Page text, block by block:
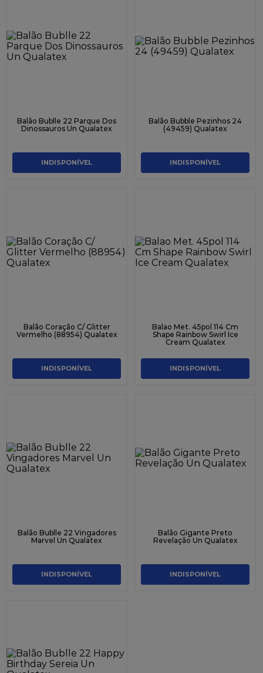
Balão Bublle 22 Parque Dos
Dinossauros Un Qualatex
INDISPONÍVEL
Balão Bubble Pezinhos 24
(49459) Qualatex
INDISPONÍVEL
Balão Coração C/ Glitter
Vermelho (88954) Qualatex
INDISPONÍVEL
Balao Met. 45pol 114 Cm
Shape Rainbow Swirl Ice
Cream Qualatex
INDISPONÍVEL
Balão Bublle 22 Vingadores
Marvel Un Qualatex
INDISPONÍVEL
Balão Gigante Preto
Revelação Un Qualatex
INDISPONÍVEL